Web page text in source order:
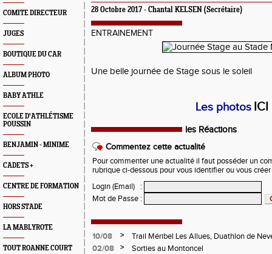
COMITE DIRECTEUR
JUGES
BOUTIQUE DU CAR
ALBUM PHOTO
BABY ATHLE
ECOLE D'ATHLÉTISME
POUSSIN
BENJAMIN - MINIME
CADETS +
CENTRE DE FORMATION
HORS STADE
LA MABLYROTE
TOUT ROANNE COURT
28 Octobre 2017 - Chantal KELSEN (Secrétaire)
ENTRAINEMENT
Une belle journée de Stage sous le soleil
Les photos ICI
les Réactions
Commentez cette actualité
Pour commenter une actualité il faut posséder un
rubrique ci-dessous pour vous identifier ou vous
Login (Email)
:
Mot de Passe :
10/08 >
Trail Méribel Les Allues, Duathlon de
02/08
>
Sorties au Montoncel